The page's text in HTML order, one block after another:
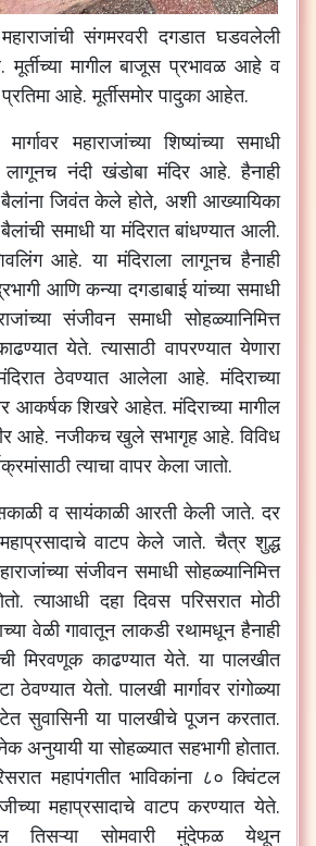
महाराजांची संगमरवरी दगडात घडवलेली
मूर्तीच्या मागील बाजूस प्रभावळ आहे व
आहे. मूर्तीसमोर पादुका आहेत.
मार्गावर महाराजांच्या शिष्यांच्या समाधी
नंदी खंडोबा मंदिर आहे. हैनाही
बैलांना जिवंत केले होते, अशी आख्यायिका
समाधी या मंदिरात बांधण्यात आली.
आहे. या मंदिराला लागूनच हैनाही
आणि कन्या दगडाबाई यांच्या समाधी
संजीवन समाधी सोहळ्यानिमित्त
येते. त्यासाठी वापरण्यात येणारा
ठेवण्यात आलेला आहे. मंदिराच्या
आकर्षक शिखरे आहेत. मंदिराच्या मागील
आहे. नजीकच खुले सभागृह आहे. विविध
त्याचा वापर केला जातो.
व सायंकाळी आरती केली जाते. दर
महाप्रसादाचे वाटप केले जाते. चैत्र शुद्ध
संजीवन समाधी सोहळ्यानिमित्त
त्याआधी दहा दिवस परिसरात मोठी
वेळी गावातून लाकडी रथामधून हैनाही
मिरवणूक काढण्यात येते. या पालखीत
ठेवण्यात येतो. पालखी मार्गावर रांगोळ्या
सुवासिनी या पालखीचे पूजन करतात.
अनुयायी या सोहळ्यात सहभागी होतात.
महापंगतीत भाविकांना ८० क्विंटल
महाप्रसादाचे वाटप करण्यात येते.
तिसऱ्या सोमवारी मुंदेफळ येथून